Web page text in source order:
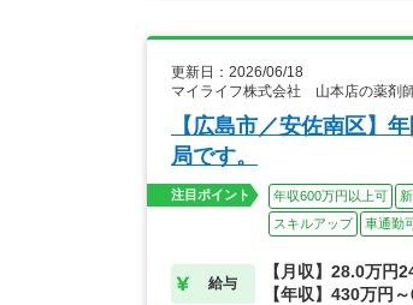
更新日：2026/06/18
マイライフ株式会社 山本店の薬剤
【広島市／安佐南区】
局です。
注目ポイント 年収600万円以上可
スキルアップ
車通勤
給与
【月収】28.0万円
【年収】430万円